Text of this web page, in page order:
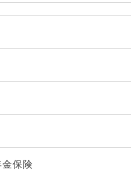
保険